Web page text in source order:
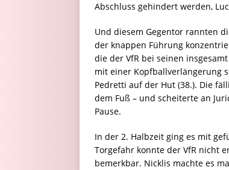
Abschluss gehindert werden,
Und diesem Gegentor rannten
der knappen Führung
die der VfR bei seinen
mit einer Kopfballverlängerung
Pedretti auf der Hut (38.). Die
dem Fuß – und scheiterte an
Pause.
In der 2. Halbzeit ging es mit
Torgefahr konnte der VfR nicht
bemerkbar. Nicklis machte es